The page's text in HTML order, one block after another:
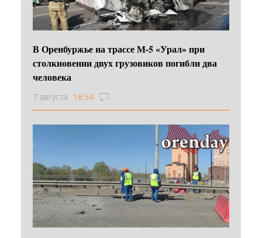
В Оренбуржье на трассе М-5 «Урал» при
столкновении двух грузовиков погибли два
человека
7 августа 18:54